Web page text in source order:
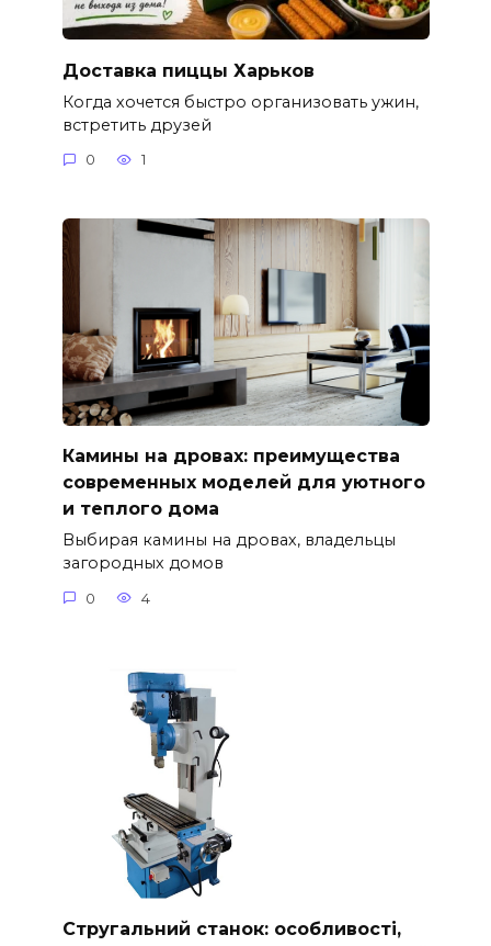
Доставка пиццы Харьков
Когда хочется быстро организовать ужин,
встретить друзей
0 1
Камины на дровах: преимущества
современных моделей для уютного
и теплого дома
Выбирая камины на дровах, владельцы
загородных домов
0 4
Стругальний станок: особливості,